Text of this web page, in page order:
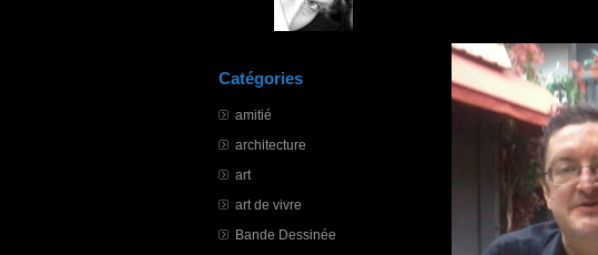
Catégories
amitié
architecture
art
art de vivre
Bande Dessinée